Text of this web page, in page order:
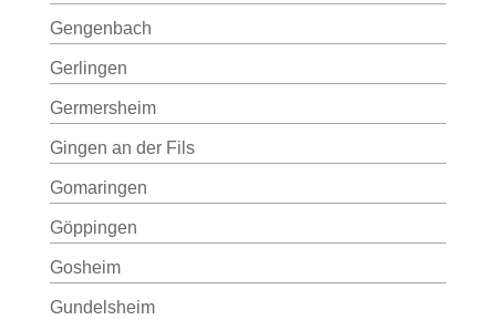
Gengenbach
Gerlingen
Germersheim
Gingen an der Fils
Gomaringen
Göppingen
Gosheim
Gundelsheim